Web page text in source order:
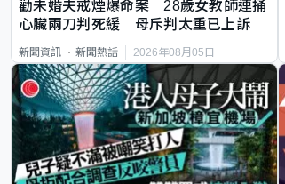
勸未婚夫戒煙爆命案 28歲女教師連捅
心臟兩刀判死緩 母斥判太重已上訴
新聞資訊 新聞熱話 2026年08月05日